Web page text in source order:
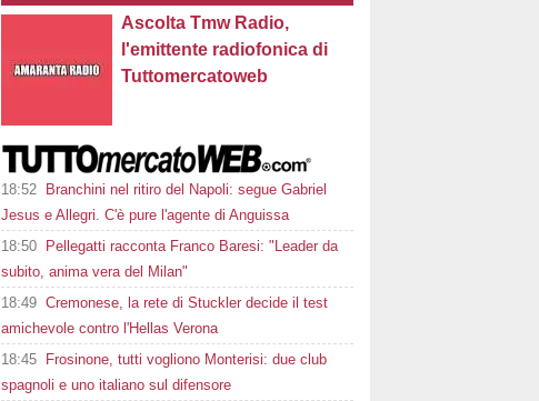
Ascolta Tmw Radio,
l'emittente radiofonica di
Tuttomercatoweb
18:52
Branchini nel ritiro del Napoli: segue Gabriel
Jesus e Allegri. C'è pure l'agente di Anguissa
18:50
Pellegatti racconta Franco Baresi: "Leader da
subito, anima vera del Milan"
18:49 Cremonese, la rete di Stuckler decide il test
amichevole contro l'Hellas Verona
18:45
Frosinone, tutti vogliono Monterisi: due club
spagnoli e uno italiano sul difensore